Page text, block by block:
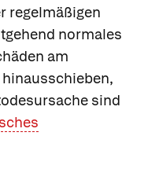
regelmäßigen
normales
am
sind